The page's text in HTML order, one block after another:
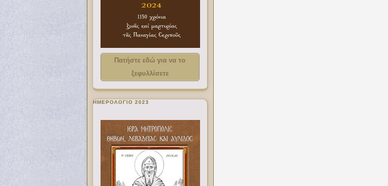
Πατήστε εδώ για να το
ξεφυλλίσετε
ΗΜΕΡΟΛΟΓΙΟ 2023